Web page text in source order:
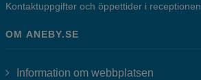
Kontaktuppgifter och öppettider i receptionen
OM ANEBY.SE
Information om webbplatsen